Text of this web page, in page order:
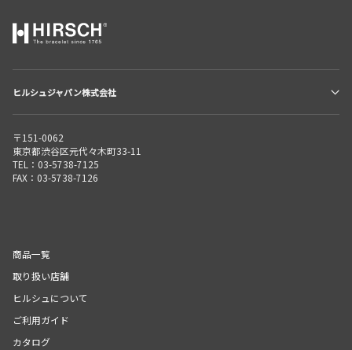
ヒルシュジャパン株式会社
〒151-0062
東京都渋谷区元代々木町33-11
TEL：03-5738-7125
FAX：03-5738-7126
商品一覧
取り扱い店舗
ヒルシュについて
ご利用ガイド
カタログ